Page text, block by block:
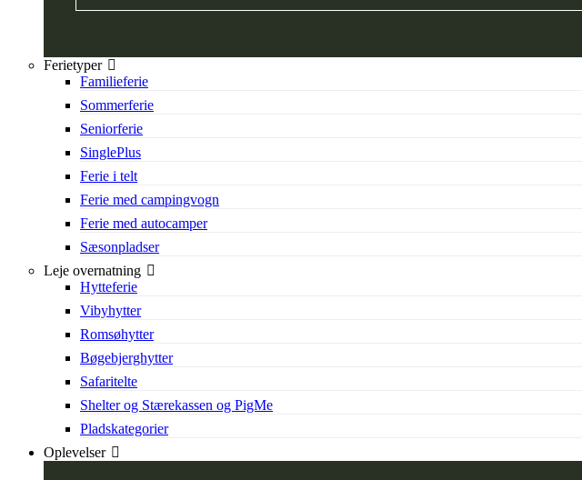
Ferietyper
Familieferie
Sommerferie
Seniorferie
SinglePlus
Ferie i telt
Ferie med campingvogn
Ferie med autocamper
Sæsonpladser
Leje overnatning
Hytteferie
Vibyhytter
Romsøhytter
Bøgebjerghytter
Safaritelte
Shelter og Stærekassen og PigMe
Pladskategorier
Oplevelser